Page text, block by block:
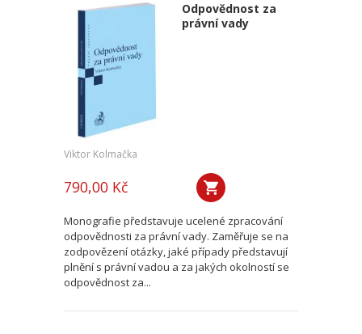
Odpovědnost za
právní vady
Viktor Kolmačka
790,00 Kč
Monografie představuje ucelené zpracování
odpovědnosti za právní vady. Zaměřuje se na
zodpovězení otázky, jaké případy představují
plnění s právní vadou a za jakých okolností se
odpovědnost za...